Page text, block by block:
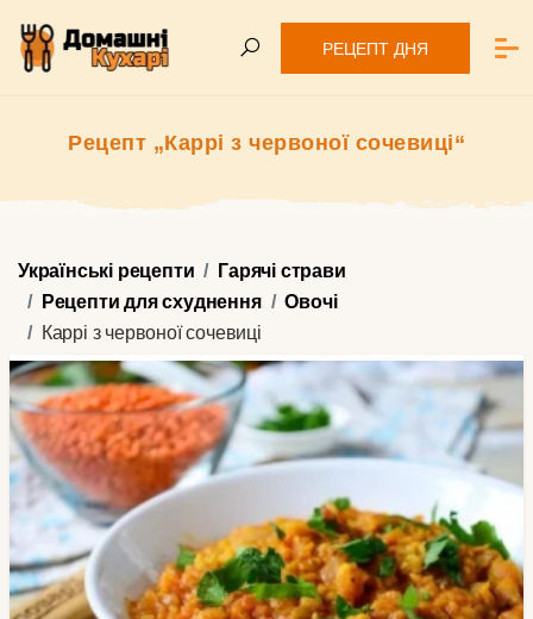
РЕЦЕПТ ДНЯ
Рецепт „Каррі з червоної сочевиці“
Українські рецепти
Гарячі страви
Рецепти для схуднення
Овочі
Каррі з червоної сочевиці